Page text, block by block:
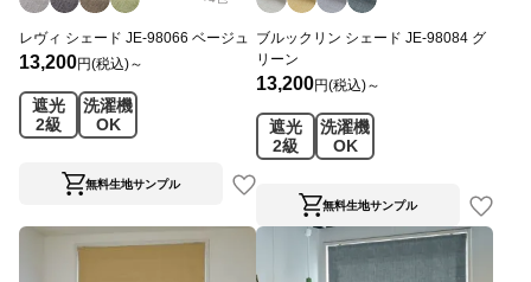
レヴィ シェード JE-98066 ベージュ
13,200円(税込)～
遮光
2級
洗濯機
OK
無料生地サンプル
ブルックリン シェード JE-98084 グ
リーン
13,200円(税込)～
遮光
2級
洗濯機
OK
無料生地サンプル